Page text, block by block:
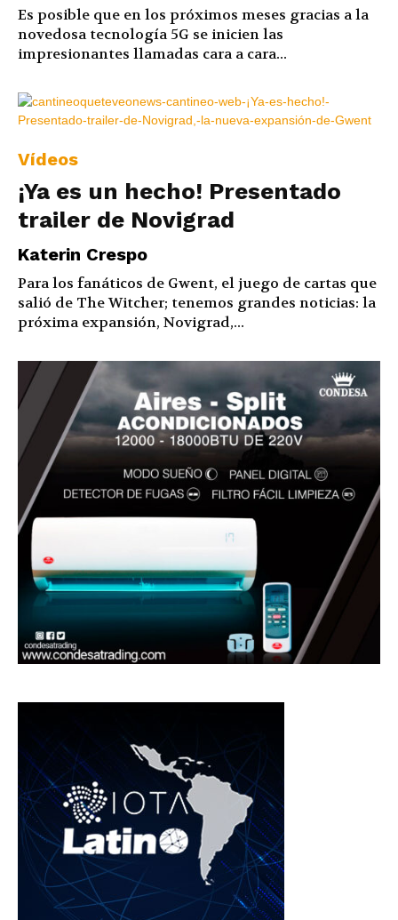
Es posible que en los próximos meses gracias a la
novedosa tecnología 5G se inicien las
impresionantes llamadas cara a cara...
Vídeos
¡Ya es un hecho! Presentado
trailer de Novigrad
Katerin Crespo
Para los fanáticos de Gwent, el juego de cartas que
salió de The Witcher; tenemos grandes noticias: la
próxima expansión, Novigrad,...